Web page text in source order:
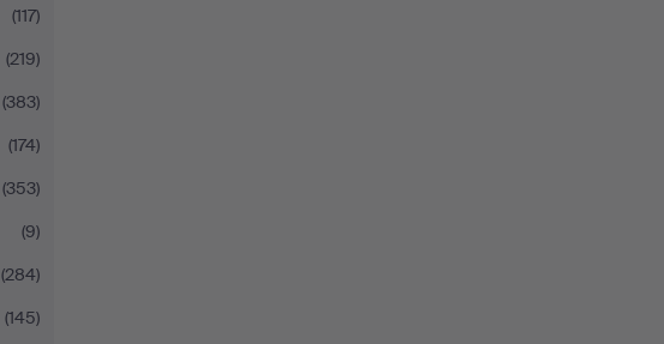
(117)
(219)
(383)
(174)
(353)
(9)
(284)
(145)